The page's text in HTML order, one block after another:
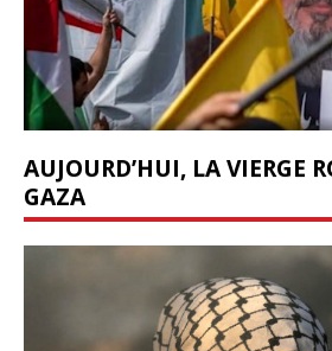
AUJOURD’HUI, LA VIERGE
GAZA